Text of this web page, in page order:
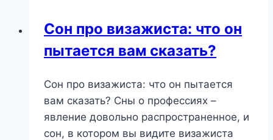
и
Подсознания
Сон про визажиста: что он
пытается вам сказать?
Сон про визажиста: что он пытается
вам сказать? Сны о профессиях –
явление довольно распространенное, и
сон, в котором вы видите визажиста